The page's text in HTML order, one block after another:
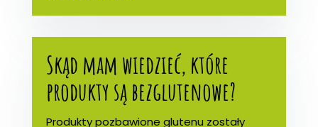
Skąd mam wiedzieć, które
produkty są bezglutenowe?
Produkty pozbawione glutenu zostały